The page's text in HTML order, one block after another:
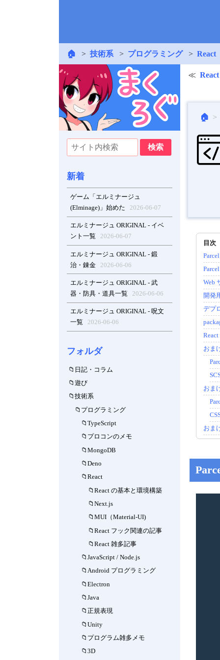
🏠 技術系 プログラミング React
新着
ゲーム「エルミナージュ
(Elminage)」始めた
2026-06-07
エルミナージュ ORIGINAL - イベ
ント一覧
2026-06-07
エルミナージュ ORIGINAL - 鍛
治・錬金
2026-06-06
エルミナージュ ORIGINAL - 武
器・防具・道具一覧
2026-06-06
エルミナージュ ORIGINAL - 呪文
一覧
2026-06-06
フォルダ
日記・コラム
遊び
技術系
プログラミング
TypeScript
プロコンのメモ
MongoDB
Deno
React
React の基本と環境構築
Next.js
MUI（Material-UI)
React フック関連の記事
React 雑多記事
JavaScript / Node.js
Android プログラミング
Electron
Java
正規表現
Unity
プログラム雑多メモ
3D
🏠
Web
開発
デプ
おま
おま
おま